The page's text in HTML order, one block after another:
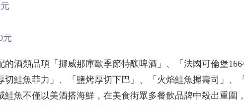
元
酒類品項「挪威那庫歐季節特釀啤酒」、「法國可倫堡
鮭魚菲力」、「鹽烤厚切下巴」、「火焰鮭魚握壽司」、
鮭魚不僅以美酒搭海鮮，在美食街眾多餐飲品牌中殺出重圍